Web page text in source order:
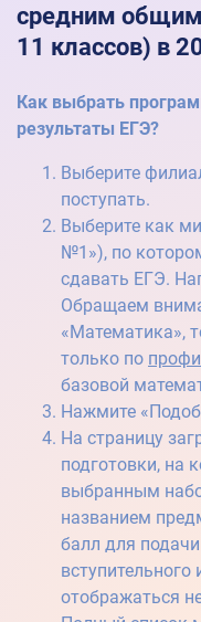
Общежития УУНиТ
Порядок заселения
Бланк заявления на
Контакты
Основная
Количество мест для
Сроки проведения
Перечень направлений /
Необходимые документы
Правила приема
Минимальное
средним общим
11 классов) в
Как выбрать
результаты ЕГЭ?
Выберите
поступать.
Выберите как
№1»), по
сдавать ЕГЭ.
Обращаем
«Математика»,
только по
базовой
Нажмите
На страницу
подготовки, на
выбранным
названием
балл для
отображаться